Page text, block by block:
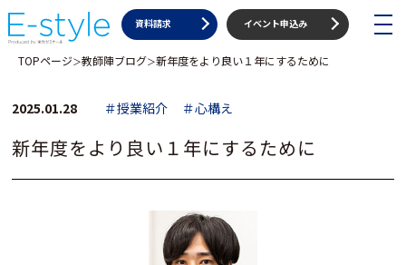
toggle
資料請求 イベント申込み
TOPページ＞教師陣ブログ＞新年度をより良い１年にするために
2025.01.28 ＃授業紹介 ＃心構え
新年度をより良い１年にするために